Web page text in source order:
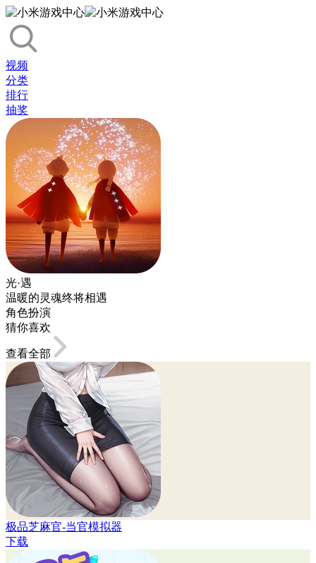
视频
分类
排行
抽奖
光·遇
温暖的灵魂终将相遇
角色扮演
猜你喜欢
查看全部
极品芝麻官-当官模拟器
下载